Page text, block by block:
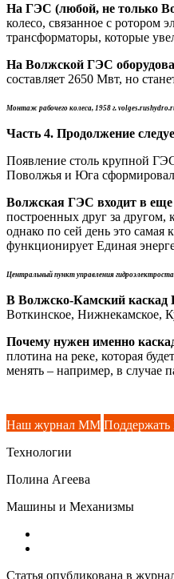
На ГЭС (любой, не только
колесо, связанное с ротором
трансформаторы, которые
На Волжской ГЭС
составляет 2650 Мвт, но
Монтаж рабочего колеса, 1958 г.
Часть 4. Продолжение
Появление столь крупной
Поволжья и Юга
Волжская ГЭС входит в еще
построенных друг за другом,
однако по сей день это
функционирует Единая
Центральный пункт управления
В Волжско-Камский каскад
Воткинское, Нижнекамское,
Почему нужен именно
плотина на реке, которая
менять – например, в случае
Наш журнал ММ
Технологии
Полина Агеева
Машины и Механизмы
Статья опубликована в